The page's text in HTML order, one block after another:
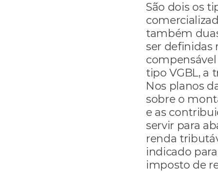
São dois os
também
ser definidas
tipo VGBL, a
Nos planos
sobre o
e as
servir para
renda
indicado
imposto de